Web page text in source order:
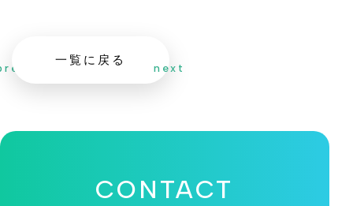
一覧に戻る
next
CONTACT